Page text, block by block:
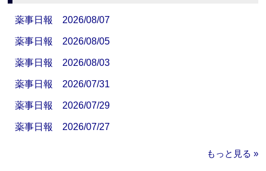
薬事日報 2026/08/07
薬事日報 2026/08/05
薬事日報 2026/08/03
薬事日報 2026/07/31
薬事日報 2026/07/29
薬事日報 2026/07/27
もっと見る »